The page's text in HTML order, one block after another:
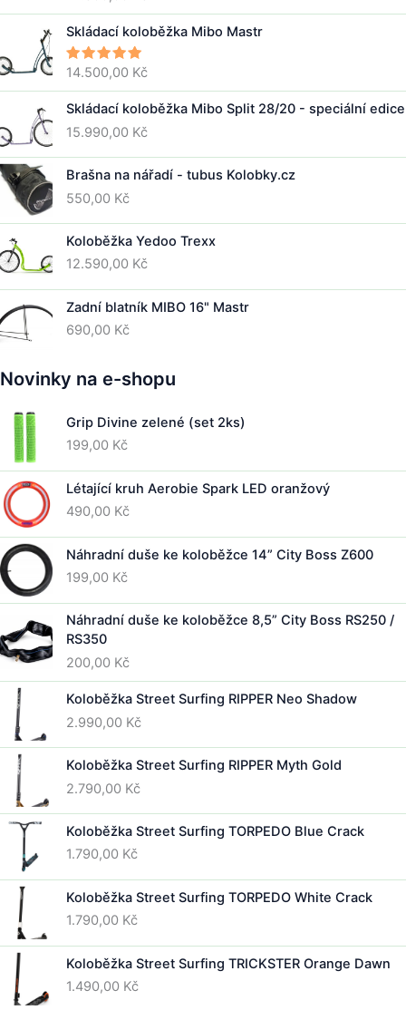
z 5
Skládací koloběžka Mibo Mastr
Hodnocení
z 5
14.500,00 Kč
Skládací koloběžka Mibo Split 28/20 - speciální edice
15.990,00 Kč
Brašna na nářadí - tubus Kolobky.cz
550,00 Kč
Koloběžka Yedoo Trexx
12.590,00 Kč
Zadní blatník MIBO 16" Mastr
690,00 Kč
Novinky na e-shopu
Grip Divine zelené (set 2ks)
199,00 Kč
Létající kruh Aerobie Spark LED oranžový
490,00 Kč
Náhradní duše ke koloběžce 14” City Boss Z600
199,00 Kč
Náhradní duše ke koloběžce 8,5” City Boss RS250 /
RS350
200,00 Kč
Koloběžka Street Surfing RIPPER Neo Shadow
2.990,00 Kč
Koloběžka Street Surfing RIPPER Myth Gold
2.790,00 Kč
Koloběžka Street Surfing TORPEDO Blue Crack
1.790,00 Kč
Koloběžka Street Surfing TORPEDO White Crack
1.790,00 Kč
Koloběžka Street Surfing TRICKSTER Orange Dawn
1.490,00 Kč